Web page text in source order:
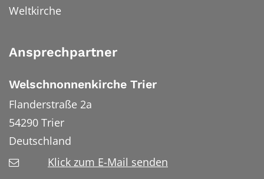
Weltkirche
Ansprechpartner
Welschnonnenkirche Trier
Flanderstraße 2a
54290 Trier
Deutschland
Klick zum E-Mail senden